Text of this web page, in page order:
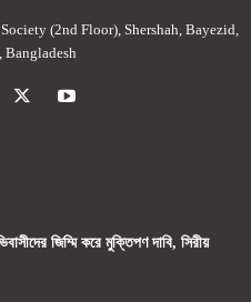
(2nd Floor), Shershah, Bayezid,
Bangladesh
জিম্মি করে মুক্তিপণ দাবি, সিরীয়